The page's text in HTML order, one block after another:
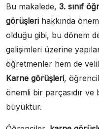
Bu makalede, 3. sınıf
görüşleri hakkında
olduğu gibi, bu dönem
gelişimleri üzerine
öğretmenler hem de
Karne görüşleri,
önemli bir parçasıdır
büyüktür.